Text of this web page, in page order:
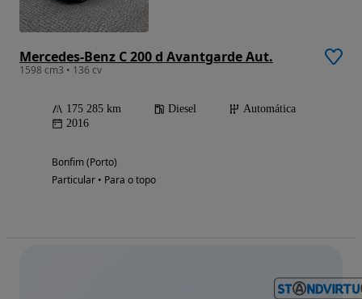
Mercedes-Benz C 200 d Avantgarde Aut.
1598 cm3 • 136 cv
175 285 km Diesel
Automática
2016
Bonfim (Porto)
Particular • Para o topo